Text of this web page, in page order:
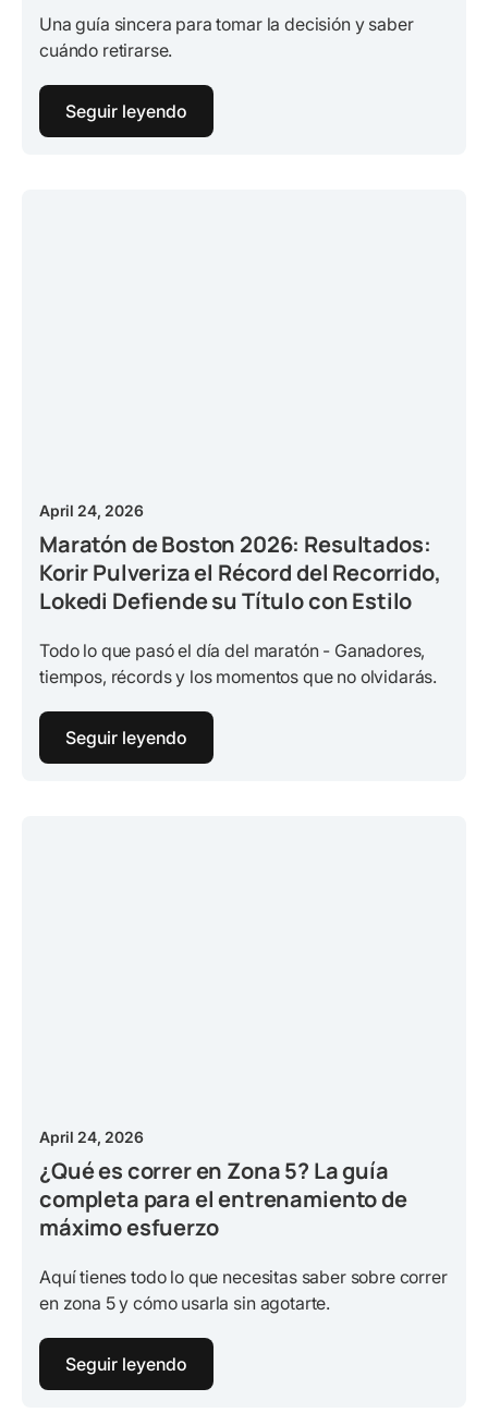
Una guía sincera para tomar la decisión y saber
cuándo retirarse.
Seguir leyendo
April 24, 2026
Maratón de Boston 2026: Resultados:
Korir Pulveriza el Récord del Recorrido,
Lokedi Defiende su Título con Estilo
Todo lo que pasó el día del maratón - Ganadores,
tiempos, récords y los momentos que no olvidarás.
Seguir leyendo
April 24, 2026
¿Qué es correr en Zona 5? La guía
completa para el entrenamiento de
máximo esfuerzo
Aquí tienes todo lo que necesitas saber sobre correr
en zona 5 y cómo usarla sin agotarte.
Seguir leyendo